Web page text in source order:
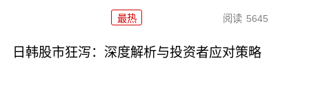
最热 阅读 5645
日韩股市狂泻：深度解析与投资者应对策略